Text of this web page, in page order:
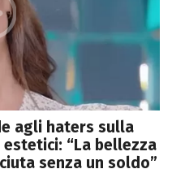
agli haters sulla
“La bellezza
senza un soldo”